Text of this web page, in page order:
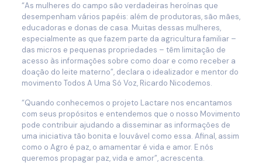
“As mulheres do campo são verdadeiras heroínas que
desempenham vários papéis: além de produtoras, são mães,
educadoras e donas de casa. Muitas dessas mulheres,
especialmente as que fazem parte da agricultura familiar –
das micros e pequenas propriedades – têm limitação de
acesso às informações sobre como doar e como receber a
doação do leite materno”, declara o idealizador e mentor do
movimento Todos A Uma Só Voz, Ricardo Nicodemos.
“Quando conhecemos o projeto Lactare nos encantamos
com seus propósitos e entendemos que o nosso Movimento
pode contribuir ajudando a disseminar as informações de
uma iniciativa tão bonita e louvável como essa. Afinal, assim
como o Agro é paz, o amamentar é vida e amor. E nós
queremos propagar paz, vida e amor”, acrescenta.